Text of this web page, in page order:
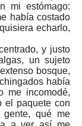
mi estómago:
había costado
echarlo,
y justo
un sujeto
bosque,
había
me incomodé,
el paquete con
qué me